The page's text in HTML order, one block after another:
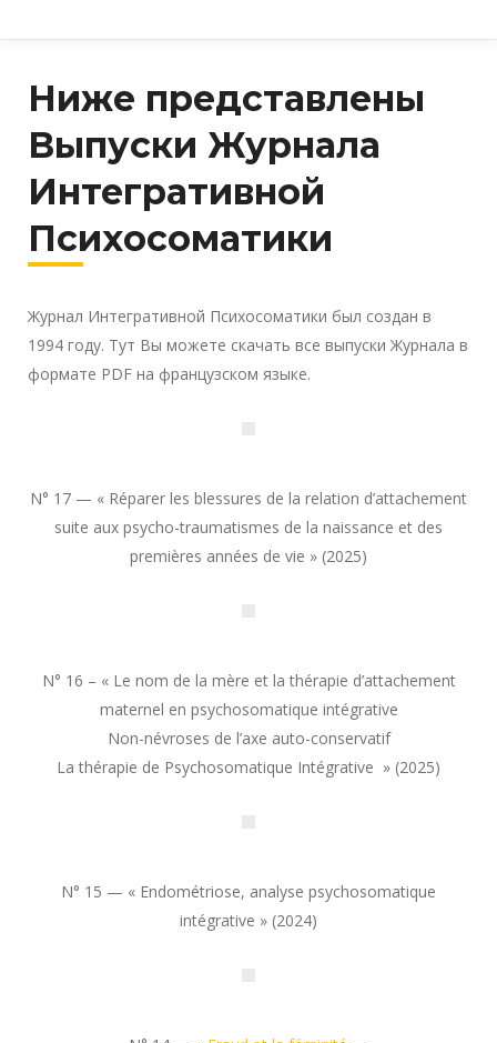
Ниже представлены
Выпуски Журнала
Интегративной
Психосоматики
Журнал Интегративной Психосоматики был создан в
1994 году. Тут Вы можете скачать все выпуски Журнала в
формате PDF на французском языке.
N° 17 — « Réparer les blessures de la relation d’attachement
suite aux psycho-traumatismes de la naissance et des
premières années de vie » (2025)
N° 16 – « Le nom de la mère et la thérapie d’attachement
maternel en psychosomatique intégrative
Non-névroses de l’axe auto-conservatif
La thérapie de Psychosomatique Intégrative » (2025)
N° 15 — « Endométriose, analyse psychosomatique
intégrative » (2024)